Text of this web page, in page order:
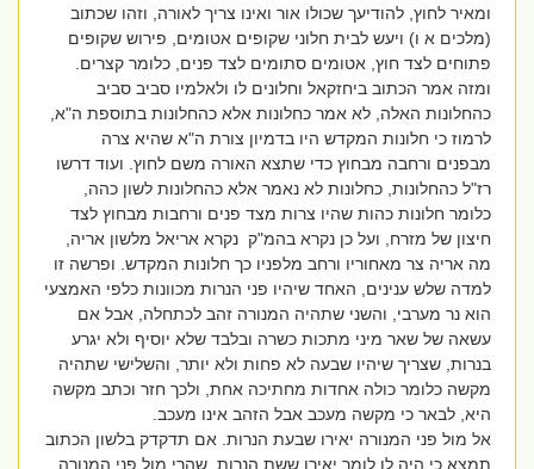
ומאיר לחוץ, להודיעך שכולו אור ואינו צריך לאורה, וזהו שכתוב
(מלכים א ו) ויעש לבית חלוני שקופים אטומים, פירוש שקופים
פתוחים לצד חוץ, אטומים סתומים לצד פנים, כלומר קצרים.
ומזה אמר הכתוב ביחזקאל וחלונים לו ולאלמיו סביב סביב
כהחלונות האלה, לא אמר כחלונות אלא כהחלונות בתוספת ה"א,
לרמוז כי חלונות המקדש היו בדמיון צורת ה"א שהיא צרה
מבפנים ורחבה מבחוץ כדי שתצא האורה משם לחוץ. ועוד דרשו
רז"ל כהחלונות, כחלונות לא נאמר אלא כהחלונות לשון כהה,
כלומר חלונות כהות שהיו צרות מצד פנים ורחבות מבחוץ לצד
חיצון של מזרח, ועל כן נקרא בהמ"ק נקרא אריאל מלשון אריה,
מה אריה צר מאחוריו ורחב מלפניו כך חלונות המקדש. ופרשה זו
למדה שלש ענינים, האחד שיהיו פני הנרות מכוונות כלפי האמצעי
הוא נר מערבי, והשני שתהיה המנורה זהב לכתחלה, אבל אם
עשאה של שאר מיני מתכות כשרה ובלבד שלא יוסיף ולא יגרע
בנרות, שצריך שיהיו שבעה לא פחות ולא יותר, והשלישי שתהיה
מקשה כלומר כולה אחדות מחתיכה אחת, ולכך חזר וכתב מקשה
היא, לבאר כי מקשה מעכב אבל הזהב אינו מעכב.
אל מול פני המנורה יאירו שבעת הנרות. אם תדקדק בלשון הכתוב
תמצא כי היה לו לומר יאירו ששת הנרות, שהרי מול פני המנורה